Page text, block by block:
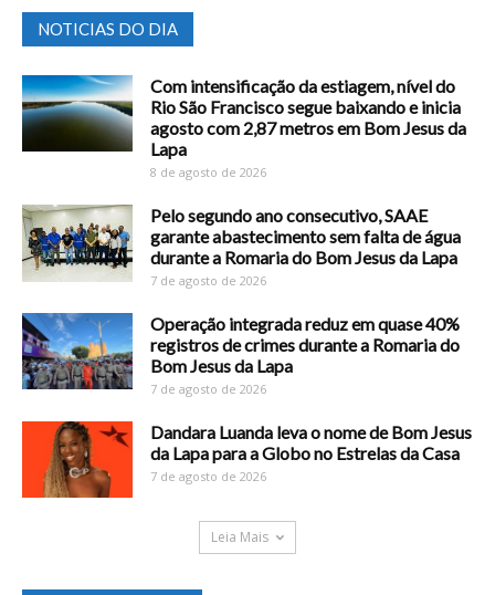
NOTICIAS DO DIA
Com intensificação da estiagem, nível do
Rio São Francisco segue baixando e inicia
agosto com 2,87 metros em Bom Jesus da
Lapa
8 de agosto de 2026
Pelo segundo ano consecutivo, SAAE
garante abastecimento sem falta de água
durante a Romaria do Bom Jesus da Lapa
7 de agosto de 2026
Operação integrada reduz em quase 40%
registros de crimes durante a Romaria do
Bom Jesus da Lapa
7 de agosto de 2026
Dandara Luanda leva o nome de Bom Jesus
da Lapa para a Globo no Estrelas da Casa
7 de agosto de 2026
Leia Mais